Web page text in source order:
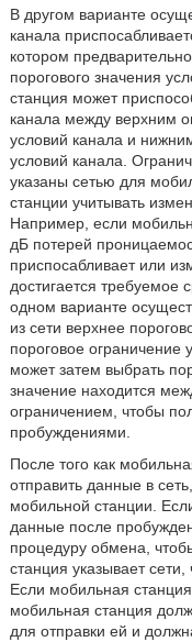
В другом варианте
канала
котором
порогового значения
станция может
канала между верхним
условий канала и
условий канала.
указаны сетью для
станции учитывать
Например, если
дБ потерей
приспосабливает или
достигается
одном варианте
из сети верхнее
пороговое ограничение
может затем выбрать
значение находится
ограничением, чтобы
пробуждениями.
После того как
отправить данные в
мобильной станции.
данные после
процедуру обмена,
станция указывает
Если мобильная
мобильная станция
для отправки ей и